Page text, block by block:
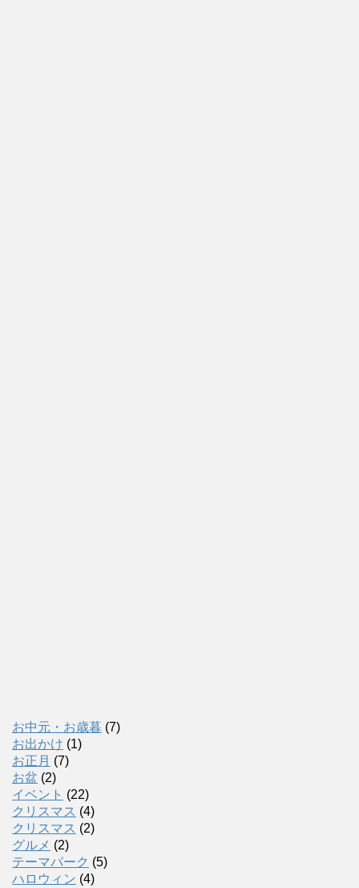
お中元・お歳暮 (7)
お出かけ (1)
お正月 (7)
お盆 (2)
イベント (22)
クリスマス (4)
クリスマス (2)
グルメ (2)
テーマパーク (5)
ハロウィン (4)